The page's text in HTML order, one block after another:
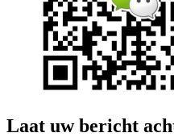
Laat uw bericht